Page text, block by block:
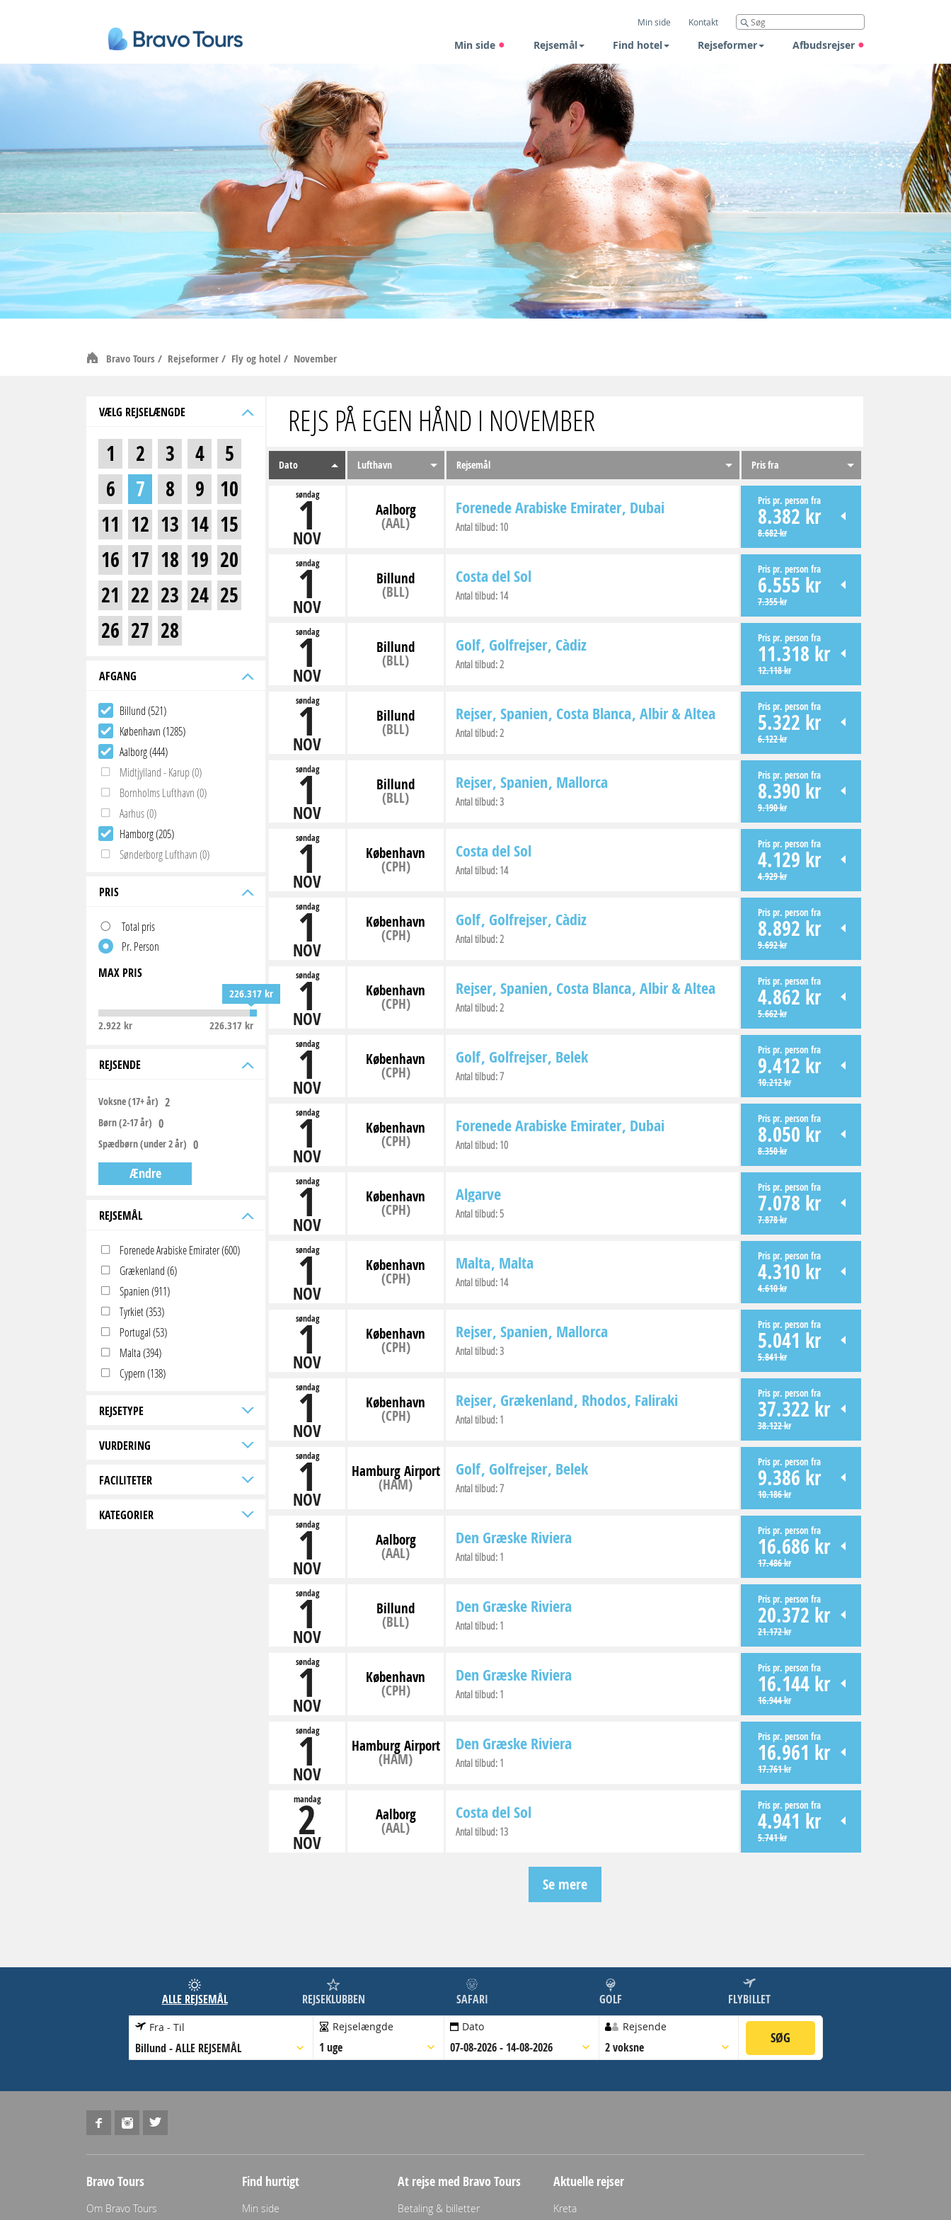
Min side Kontakt
Min side Rejsemål Find hotel Rejseformer Afbudsrejser
Bravo Tours / Rejseformer/ Fly og hotel / November
VÆLG REJSELÆNGDE
1 2 3 4
5
6
7 8 9
10
11 12 13 14 15
16 17 18 19 20
21 22 23 24 25
26 27 28
AFGANG
Billund (521)
København (1285)
Aalborg (444)
Midtjylland - Karup (0)
Bornholms Lufthavn (0)
Aarhus (0)
Hamborg (205)
Sønderborg Lufthavn (0)
PRIS
Total pris
Pr. Person
MAX PRIS
226.317 kr
2.922 kr 226.317 kr
REJSENDE
Voksne (17+ år)
Børn (2-17 år)
Spædbørn (under 2 år)
Ændre
REJSEMÅL
Forenede Arabiske Emirater (600)
Grækenland (6)
Spanien (911)
Tyrkiet (353)
Portugal (53)
Malta (394)
Cypern (138)
REJSETYPE
VURDERING
FACILITETER
KATEGORIER
REJS PÅ EGEN HÅND I NOVEMBER
Dato Lufthavn Rejsemål Pris fra
søndag
1
NOV
Aalborg
(AAL)
Forenede Arabiske Emirater Dubai
Antal tilbud: 10
Pris pr. person fra
8.382 kr
8.682 kr
søndag
1
NOV
Billund
(BLL)
Costa del Sol
Antal tilbud: 14
Pris pr. person fra
6.555 kr
7.355 kr
søndag
1
NOV
Billund
(BLL)
Golf Golfrejser Càdiz
Antal tilbud:2
Pris pr. person fra
11.318 kr
12.118 kr
søndag
1
NOV
Billund
(BLL)
Rejser Spanien Costa Blanca Albir & Altea
Antal tilbud:2
Pris pr. person fra
5.322 kr
6.122 kr
søndag
1
NOV
Billund
(BLL)
Rejser Spanien Mallorca
Antal tilbud:3
Pris pr. person fra
8.390 kr
9.190 kr
søndag
1
NOV
København
(CPH)
Costa del Sol
Antal tilbud: 14
Pris pr. person fra
4.129 kr
4.929 kr
søndag
1
NOV
København
(CPH)
Golf Golfrejser Càdiz
Antal tilbud:2
Pris pr. person fra
8.892 kr
9.692 kr
søndag
1
NOV
København
(CPH)
Rejser Spanien Costa Blanca Albir & Altea
Antal tilbud:2
Pris pr. person fra
4.862 kr
5.662 kr
søndag
1
NOV
København
(CPH)
Golf Golfrejser Belek
Antal tilbud:7
Pris pr. person fra
9.412 kr
10.212 kr
søndag
1
NOV
København
(CPH)
Forenede Arabiske Emirater Dubai
Antal tilbud: 10
Pris pr. person fra
8.050 kr
8.350 kr
søndag
1
NOV
København
(CPH)
Algarve
Antal tilbud:5
Pris pr. person fra
7.078 kr
7.878 kr
søndag
1
NOV
København
(CPH)
Malta Malta
Antal tilbud: 14
Pris pr. person fra
4.310 kr
4.610 kr
søndag
1
NOV
København
(CPH)
Rejser Spanien Mallorca
Antal tilbud:3
Pris pr. person fra
5.041 kr
5.841 kr
søndag
1
NOV
København
(CPH)
Rejser Grækenland Rhodos Faliraki
Antal tilbud: 1
Pris pr. person fra
37.322 kr
38.122 kr
søndag
1
NOV
Hamburg Airport
(HAM)
Golf Golfrejser Belek
Antal tilbud:7
Pris pr. person fra
9.386 kr
10.186 kr
søndag
1
NOV
Aalborg
(AAL)
Den Græske Riviera
Antal tilbud: 1
Pris pr. person fra
16.686 kr
17.486 kr
søndag
1
NOV
Billund
(BLL)
Den Græske Riviera
Antal tilbud: 1
Pris pr. person fra
20.372 kr
21.172 kr
søndag
1
NOV
København
(CPH)
Den Græske Riviera
Antal tilbud: 1
Pris pr. person fra
16.144 kr
16.944 kr
søndag
1
NOV
Hamburg Airport
(HAM)
Den Græske Riviera
Antal tilbud: 1
Pris pr. person fra
16.961 kr
17.761 kr
mandag
2
NOV
Aalborg
(AAL)
Costa del Sol
Antal tilbud: 13
Pris pr. person fra
4.941 kr
5.741 kr
Se mere
ALLE REJSEMÅL REJSEKLUBBEN SAFARI GOLF FLYBILLET
Fra - Til
Billund -ALLE REJSEMÅL
Rejselængde
1 uge
Dato
07-08-2026 - 14-08-2026
Rejsende
2 voksne
SØG
Bravo Tours
Om Bravo Tours
Find hurtigt
Min side
At rejse med Bravo Tours
Betaling & billetter
Aktuelle rejser
Kreta